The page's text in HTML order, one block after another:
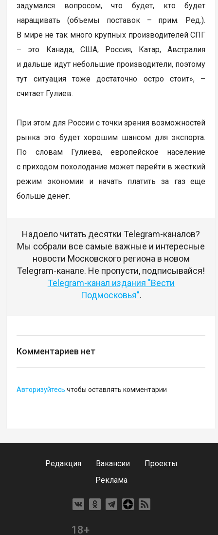
задумался вопросом, что будет, кто будет
наращивать (объемы поставок – прим. Ред.).
В мире не так много крупных производителей СПГ
– это Канада, США, Россия, Катар, Австралия
и дальше идут небольшие производители, поэтому
тут ситуация тоже достаточно остро стоит», –
считает Гулиев.
При этом для России с точки зрения возможностей
рынка это будет хорошим шансом для экспорта.
По словам Гулиева, европейское население
с приходом похолодание может перейти в жесткий
режим экономии и начать платить за газ еще
больше денег.
Надоело читать десятки Telegram-каналов?
Мы собрали все самые важные и интересные
новости Московского региона в новом
Telegram-канале. Не пропусти, подписывайся!
Telegram-канал издания "Вести
Подмосковья".
Комментариев нет
Авторизуйтесь чтобы оставлять комментарии
Редакция Вакансии
Проекты
Реклама
18+